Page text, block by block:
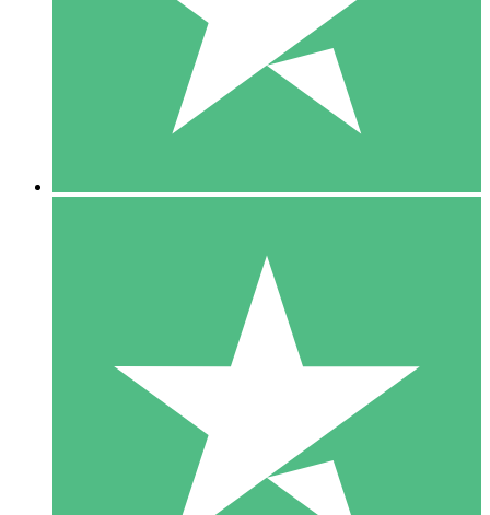
1 Nedladdningar
10 00
10 Nedladdningar
20 00